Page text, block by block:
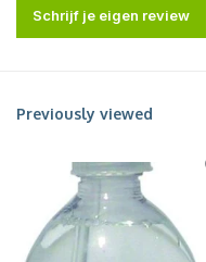
Schrijf je eigen review
Previously viewed